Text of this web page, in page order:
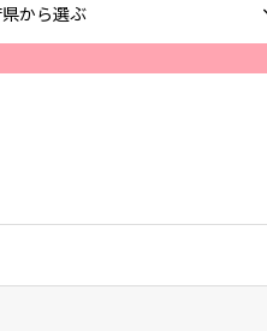
から選ぶ